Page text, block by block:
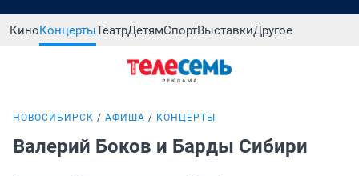
КиноКонцертыТеатрДетямСпортВыставкиДругое
НОВОСИБИРСК АФИША КОНЦЕРТЫ
Валерий Боков и Барды Сибири